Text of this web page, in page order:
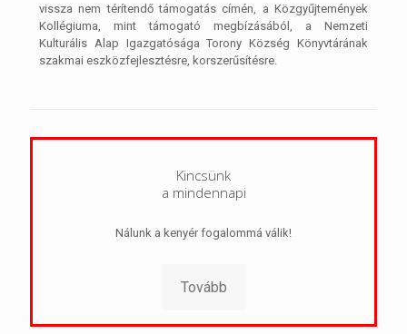
vissza nem térítendő támogatás címén, a Közgyűjtemények
Kollégiuma, mint támogató megbízásából, a Nemzeti
Kulturális Alap Igazgatósága Torony Község Könyvtárának
szakmai eszközfejlesztésre, korszerűsítésre.
Kincsünk
a mindennapi
Nálunk a kenyér fogalommá válik!
Tovább